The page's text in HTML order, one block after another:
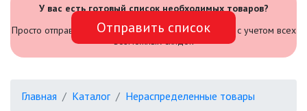
САДОВЫЙ ИНВЕНТАРЬ И
ИНСТРУМЕНТЫ
ОФИСНЫЕ ПОДВЕСНЫЕ
У вас есть готовый список необходимых товаров?
Просто отправьте его нам и мы посчитаем стоимость с учетом всех
возможных скидок
Отправить список
Главная Каталог Нераспределенные товары